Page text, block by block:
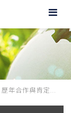
歷年合作與肯定...